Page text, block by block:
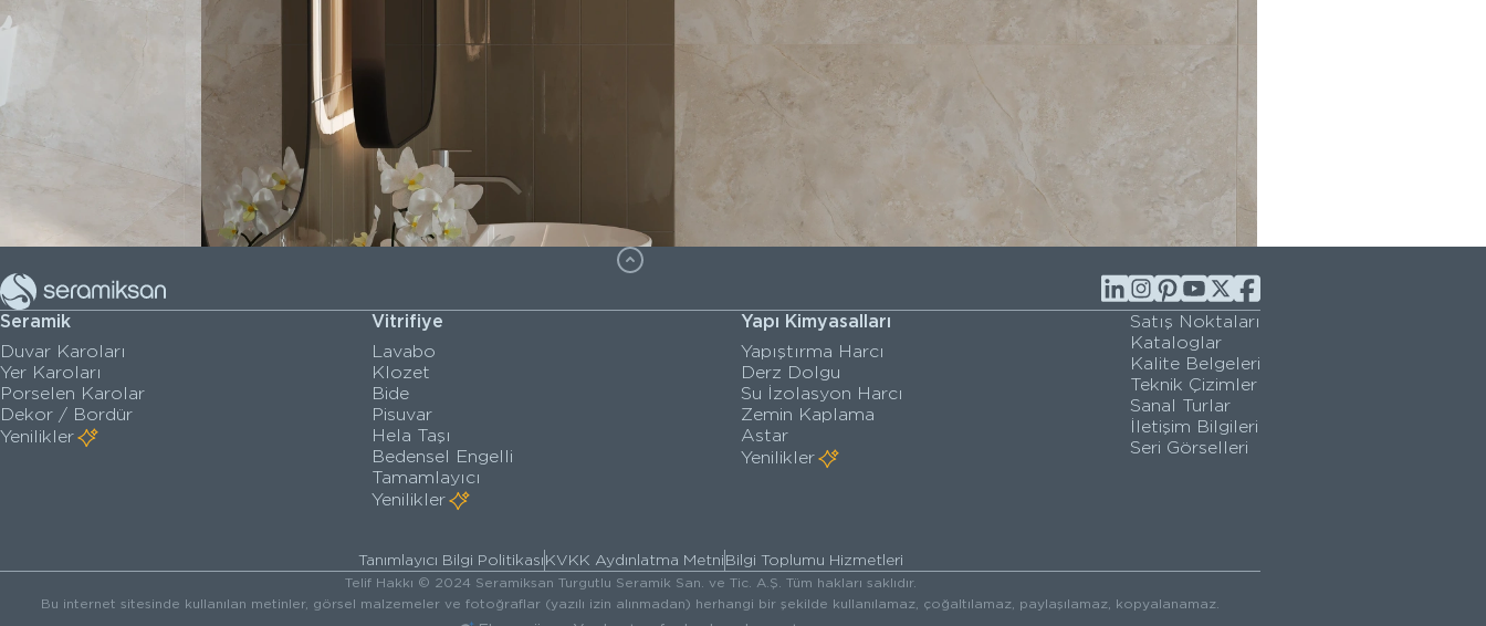
Seramik
Duvar Karoları
Yer Karoları
Porselen Karolar
Dekor / Bordür
Yenilikler
Vitrifiye
Lavabo
Klozet
Bide
Pisuvar
Hela Taşı
Bedensel Engelli
Tamamlayıcı
Yenilikler
Yapı Kimyasalları
Yapıştırma Harcı
Derz Dolgu
Su İzolasyon Harcı
Zemin Kaplama
Astar
Yenilikler
Satış Noktaları
Kataloglar
Kalite Belgeleri
Teknik Çizimler
Sanal Turlar
İletişim Bilgileri
Seri Görselleri
Tanımlayıcı Bilgi PolitikasıKVKK Aydınlatma MetniBilgi Toplumu Hizmetleri
Telif Hakkı © 2024 Seramiksan Turgutlu Seramik San. ve Tic. A.Ş. Tüm hakları saklıdır.
Bu internet sitesinde kullanılan metinler, görsel malzemeler ve fotoğraflar (yazılı izin alınmadan) herhangi bir şekilde kullanılamaz, çoğaltılamaz, paylaşılamaz, kopyalanamaz.